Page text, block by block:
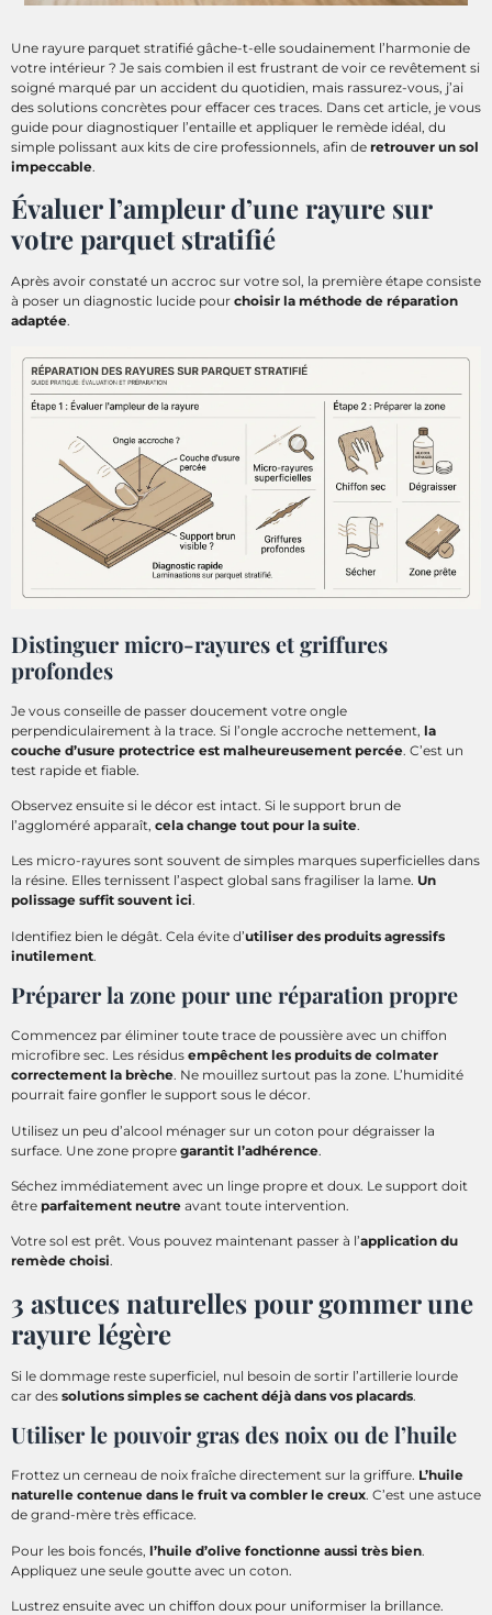
Une rayure parquet stratifié gâche-t-elle soudainement l’harmonie de
votre intérieur ? Je sais combien il est frustrant de voir ce revêtement si
soigné marqué par un accident du quotidien, mais rassurez-vous, j’ai
des solutions concrètes pour effacer ces traces. Dans cet article, je vous
guide pour diagnostiquer l’entaille et appliquer le remède idéal, du
simple polissant aux kits de cire professionnels, afin de retrouver un sol
impeccable.
Évaluer l’ampleur d’une rayure sur
votre parquet stratifié
Après avoir constaté un accroc sur votre sol, la première étape consiste
à poser un diagnostic lucide pour choisir la méthode de réparation
adaptée.
Distinguer micro-rayures et griffures
profondes
Je vous conseille de passer doucement votre ongle
perpendiculairement à la trace. Si l’ongle accroche nettement, la
couche d’usure protectrice est malheureusement percée. C’est un
test rapide et fiable.
Observez ensuite si le décor est intact. Si le support brun de
l’aggloméré apparaît, cela change tout pour la suite.
Les micro-rayures sont souvent de simples marques superficielles dans
la résine. Elles ternissent l’aspect global sans fragiliser la lame. Un
polissage suffit souvent ici.
Identifiez bien le dégât. Cela évite d’utiliser des produits agressifs
inutilement.
Préparer la zone pour une réparation propre
Commencez par éliminer toute trace de poussière avec un chiffon
microfibre sec. Les résidus empêchent les produits de colmater
correctement la brèche. Ne mouillez surtout pas la zone. L’humidité
pourrait faire gonfler le support sous le décor.
Utilisez un peu d’alcool ménager sur un coton pour dégraisser la
surface. Une zone propre garantit l’adhérence.
Séchez immédiatement avec un linge propre et doux. Le support doit
être parfaitement neutre avant toute intervention.
Votre sol est prêt. Vous pouvez maintenant passer à l’application du
remède choisi.
3 astuces naturelles pour gommer une
rayure légère
Si le dommage reste superficiel, nul besoin de sortir l’artillerie lourde
car des solutions simples se cachent déjà dans vos placards.
Utiliser le pouvoir gras des noix ou de l’huile
Frottez un cerneau de noix fraîche directement sur la griffure. L’huile
naturelle contenue dans le fruit va combler le creux. C’est une astuce
de grand-mère très efficace.
Pour les bois foncés, l’huile d’olive fonctionne aussi très bien.
Appliquez une seule goutte avec un coton.
Lustrez ensuite avec un chiffon doux pour uniformiser la brillance.